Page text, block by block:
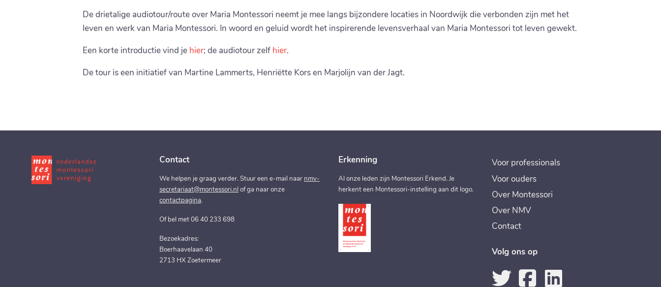
De drietalige audiotour/route over Maria Montessori neemt je mee langs bijzondere locaties in Noordwijk die verbonden zijn met het
leven en werk van Maria Montessori. In woord en geluid wordt het inspirerende levensverhaal van Maria Montessori tot leven gewekt.
Een korte introductie vind je hier; de audiotour zelf hier.
De tour is een initiatief van Martine Lammerts, Henriëtte Kors en Marjolijn van der Jagt.
Contact
We helpen je graag verder. Stuur een e-mail naar nmv-
secretariaat@montessori.nl of ga naar onze
contactpagina.
Of bel met 06 40 233 698
Bezoekadres:
Boerhaavelaan 40
2713 HX Zoetermeer
Erkenning
Al onze leden zijn Montessori Erkend. Je
herkent een Montessori-instelling aan dit logo.
Voor professionals
Voor ouders
Over Montessori
Over NMV
Contact
Volg ons op